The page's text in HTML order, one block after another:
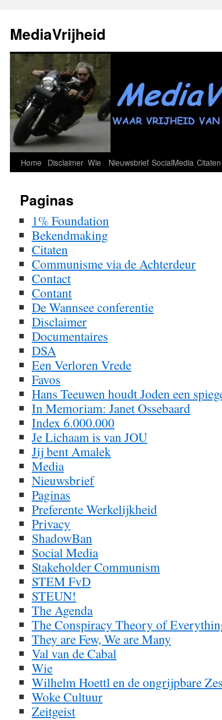
de
inhoud
MediaVrijheid
Home Disclaimer Wie Nieuwsbrief SocialMedia Citaten
Paginas
1% Foundation
Bekendmaking
Citaten
Communisme via de Achterdeur
Contact
Contant
De Wannsee conferentie
Disclaimer
Documentaires
DSA
Een Verloren Vrede
Favos
Hans Teeuwen houdt Joden een
In Memoriam: Janet Ossebaard
Index 6.000.000
Je Lichaam is van JOU
Jij bent Amalek
Media
Nieuwsbrief
Paginas
Preferente Werkelijkheid
Privacy
ShadowBan
Social Media
Stakeholder Communism
STEM FvD
STEUN!
The Agenda
The Conspiracy Theory of
They are Few, We are Many
Val van de Cabal
Wie
Wilhelm Hoettl en de ongrijpbare
Woke Cultuur
Zeitgeist